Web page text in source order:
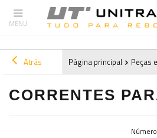
Atrás Página principal Peças
CORRENTES